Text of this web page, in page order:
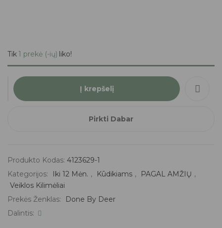
Tik1 prekė (-ių) liko!
Į krepšelį
Pirkti Dabar
Produkto Kodas: 4123629-1
Kategorijos:
Iki 12 Mėn. , Kūdikiams , PAGAL AMŽIŲ ,
Veiklos Kilimėliai
Prekės Ženklas:
Done By Deer
Dalintis: